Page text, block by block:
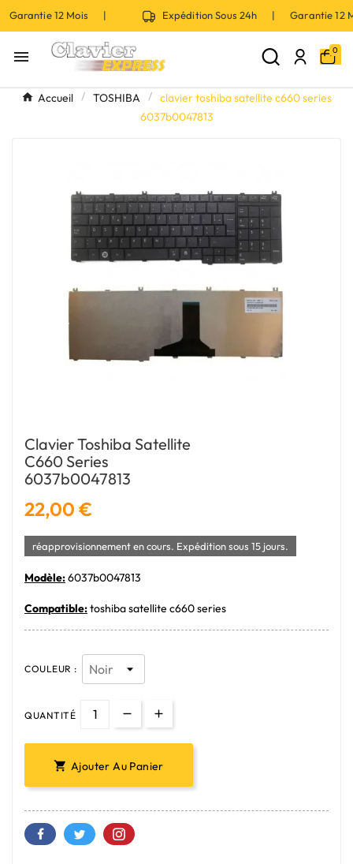
12 Mois | Expédition Sous 24h | Garantie
 0
Accueil TOSHIBA
clavier toshiba satellite c660 series
6037b0047813
Clavier Toshiba Satellite
C660 Series
6037b0047813
22,00 €
réapprovisionnement en cours. Expédition sous 15 jours.
Modèle:6037b0047813
Compatible:toshiba satellite c660 series
COULEUR :
QUANTITÉ
 Ajouter Au Panier